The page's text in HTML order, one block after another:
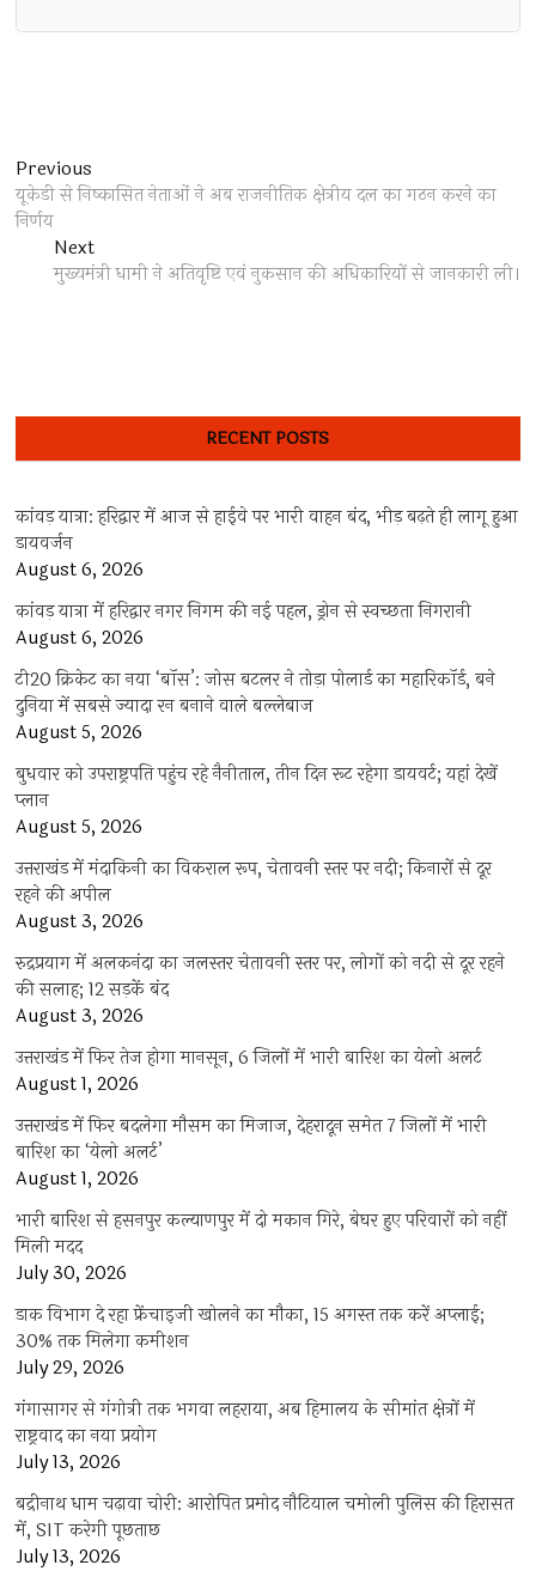
Post
navigation
Previous
post:
यूकेडी से निष्कासित नेताओं ने अब राजनीतिक क्षेत्रीय दल का गठन करने का
निर्णय
NextNext
post:
मुख्यमंत्री धामी ने अतिवृष्टि एवं नुकसान की अधिकारियों से जानकारी ली।
RECENT POSTS
कांवड़ यात्रा: हरिद्वार में आज से हाईवे पर भारी वाहन बंद, भीड़ बढ़ते ही लागू हुआ
डायवर्जन
August 6, 2026
कांवड़ यात्रा में हरिद्वार नगर निगम की नई पहल, ड्रोन से स्वच्छता निगरानी
August 6, 2026
टी20 क्रिकेट का नया ‘बॉस’: जोस बटलर ने तोड़ा पोलार्ड का महारिकॉर्ड, बने
दुनिया में सबसे ज्यादा रन बनाने वाले बल्लेबाज
August 5, 2026
बुधवार को उपराष्ट्रपति पहुंच रहे नैनीताल, तीन दिन रूट रहेगा डायवर्ट; यहां देखें
प्‍लान
August 5, 2026
उत्तराखंड में मंदाकिनी का विकराल रूप, चेतावनी स्तर पर नदी; किनारों से दूर
रहने की अपील
August 3, 2026
रुद्रप्रयाग में अलकनंदा का जलस्तर चेतावनी स्तर पर, लोगों को नदी से दूर रहने
की सलाह; 12 सड़कें बंद
August 3, 2026
उत्तराखंड में फिर तेज होगा मानसून, 6 जिलों में भारी बारिश का येलो अलर्ट
August 1, 2026
उत्तराखंड में फिर बदलेगा मौसम का मिजाज, देहरादून समेत 7 जिलों में भारी
बारिश का ‘येलो अलर्ट’
August 1, 2026
भारी बारिश से हसनपुर कल्याणपुर में दो मकान गिरे, बेघर हुए परिवारों को नहीं
मिली मदद
July 30, 2026
डाक विभाग दे रहा फ्रेंचाइजी खोलने का मौका, 15 अगस्त तक करें अप्लाई;
30% तक मिलेगा कमीशन
July 29, 2026
गंगासागर से गंगोत्री तक भगवा लहराया, अब हिमालय के सीमांत क्षेत्रों में
राष्ट्रवाद का नया प्रयोग
July 13, 2026
बद्रीनाथ धाम चढ़ावा चोरी: आरोपित प्रमोद नौटियाल चमोली पुलिस की हिरासत
में, SIT करेगी पूछताछ
July 13, 2026